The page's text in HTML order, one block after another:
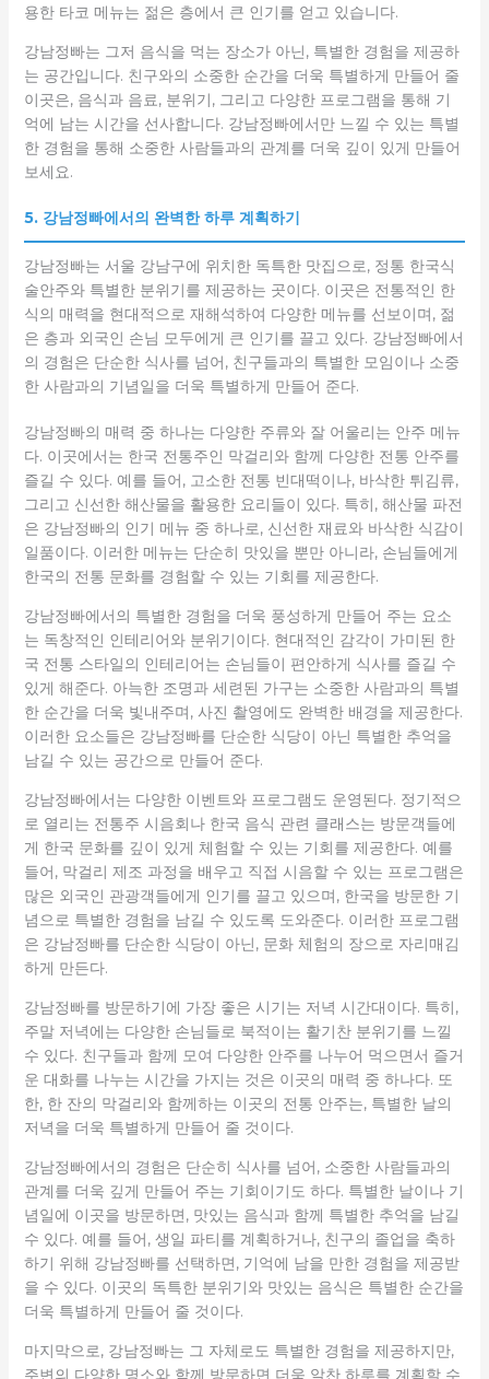
용한 타코 메뉴는 젊은 층에서 큰 인기를 얻고 있습니다.
강남정빠는 그저 음식을 먹는 장소가 아닌, 특별한 경험을 제공하
는 공간입니다. 친구와의 소중한 순간을 더욱 특별하게 만들어 줄
이곳은, 음식과 음료, 분위기, 그리고 다양한 프로그램을 통해 기
억에 남는 시간을 선사합니다. 강남정빠에서만 느낄 수 있는 특별
한 경험을 통해 소중한 사람들과의 관계를 더욱 깊이 있게 만들어
보세요.
5. 강남정빠에서의 완벽한 하루 계획하기
강남정빠는 서울 강남구에 위치한 독특한 맛집으로, 정통 한국식
술안주와 특별한 분위기를 제공하는 곳이다. 이곳은 전통적인 한
식의 매력을 현대적으로 재해석하여 다양한 메뉴를 선보이며, 젊
은 층과 외국인 손님 모두에게 큰 인기를 끌고 있다. 강남정빠에서
의 경험은 단순한 식사를 넘어, 친구들과의 특별한 모임이나 소중
한 사람과의 기념일을 더욱 특별하게 만들어 준다.
강남정빠의 매력 중 하나는 다양한 주류와 잘 어울리는 안주 메뉴
다. 이곳에서는 한국 전통주인 막걸리와 함께 다양한 전통 안주를
즐길 수 있다. 예를 들어, 고소한 전통 빈대떡이나, 바삭한 튀김류,
그리고 신선한 해산물을 활용한 요리들이 있다. 특히, 해산물 파전
은 강남정빠의 인기 메뉴 중 하나로, 신선한 재료와 바삭한 식감이
일품이다. 이러한 메뉴는 단순히 맛있을 뿐만 아니라, 손님들에게
한국의 전통 문화를 경험할 수 있는 기회를 제공한다.
강남정빠에서의 특별한 경험을 더욱 풍성하게 만들어 주는 요소
는 독창적인 인테리어와 분위기이다. 현대적인 감각이 가미된 한
국 전통 스타일의 인테리어는 손님들이 편안하게 식사를 즐길 수
있게 해준다. 아늑한 조명과 세련된 가구는 소중한 사람과의 특별
한 순간을 더욱 빛내주며, 사진 촬영에도 완벽한 배경을 제공한다.
이러한 요소들은 강남정빠를 단순한 식당이 아닌 특별한 추억을
남길 수 있는 공간으로 만들어 준다.
강남정빠에서는 다양한 이벤트와 프로그램도 운영된다. 정기적으
로 열리는 전통주 시음회나 한국 음식 관련 클래스는 방문객들에
게 한국 문화를 깊이 있게 체험할 수 있는 기회를 제공한다. 예를
들어, 막걸리 제조 과정을 배우고 직접 시음할 수 있는 프로그램은
많은 외국인 관광객들에게 인기를 끌고 있으며, 한국을 방문한 기
념으로 특별한 경험을 남길 수 있도록 도와준다. 이러한 프로그램
은 강남정빠를 단순한 식당이 아닌, 문화 체험의 장으로 자리매김
하게 만든다.
강남정빠를 방문하기에 가장 좋은 시기는 저녁 시간대이다. 특히,
주말 저녁에는 다양한 손님들로 북적이는 활기찬 분위기를 느낄
수 있다. 친구들과 함께 모여 다양한 안주를 나누어 먹으면서 즐거
운 대화를 나누는 시간을 가지는 것은 이곳의 매력 중 하나다. 또
한, 한 잔의 막걸리와 함께하는 이곳의 전통 안주는, 특별한 날의
저녁을 더욱 특별하게 만들어 줄 것이다.
강남정빠에서의 경험은 단순히 식사를 넘어, 소중한 사람들과의
관계를 더욱 깊게 만들어 주는 기회이기도 하다. 특별한 날이나 기
념일에 이곳을 방문하면, 맛있는 음식과 함께 특별한 추억을 남길
수 있다. 예를 들어, 생일 파티를 계획하거나, 친구의 졸업을 축하
하기 위해 강남정빠를 선택하면, 기억에 남을 만한 경험을 제공받
을 수 있다. 이곳의 독특한 분위기와 맛있는 음식은 특별한 순간을
더욱 특별하게 만들어 줄 것이다.
마지막으로, 강남정빠는 그 자체로도 특별한 경험을 제공하지만,
주변의 다양한 명소와 함께 방문하면 더욱 알찬 하루를 계획할 수